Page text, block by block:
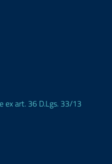
ex art. 36 D.Lgs. 33/13